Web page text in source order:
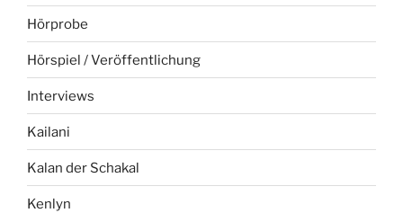
Hörprobe
Hörspiel / Veröffentlichung
Interviews
Kailani
Kalan der Schakal
Kenlyn